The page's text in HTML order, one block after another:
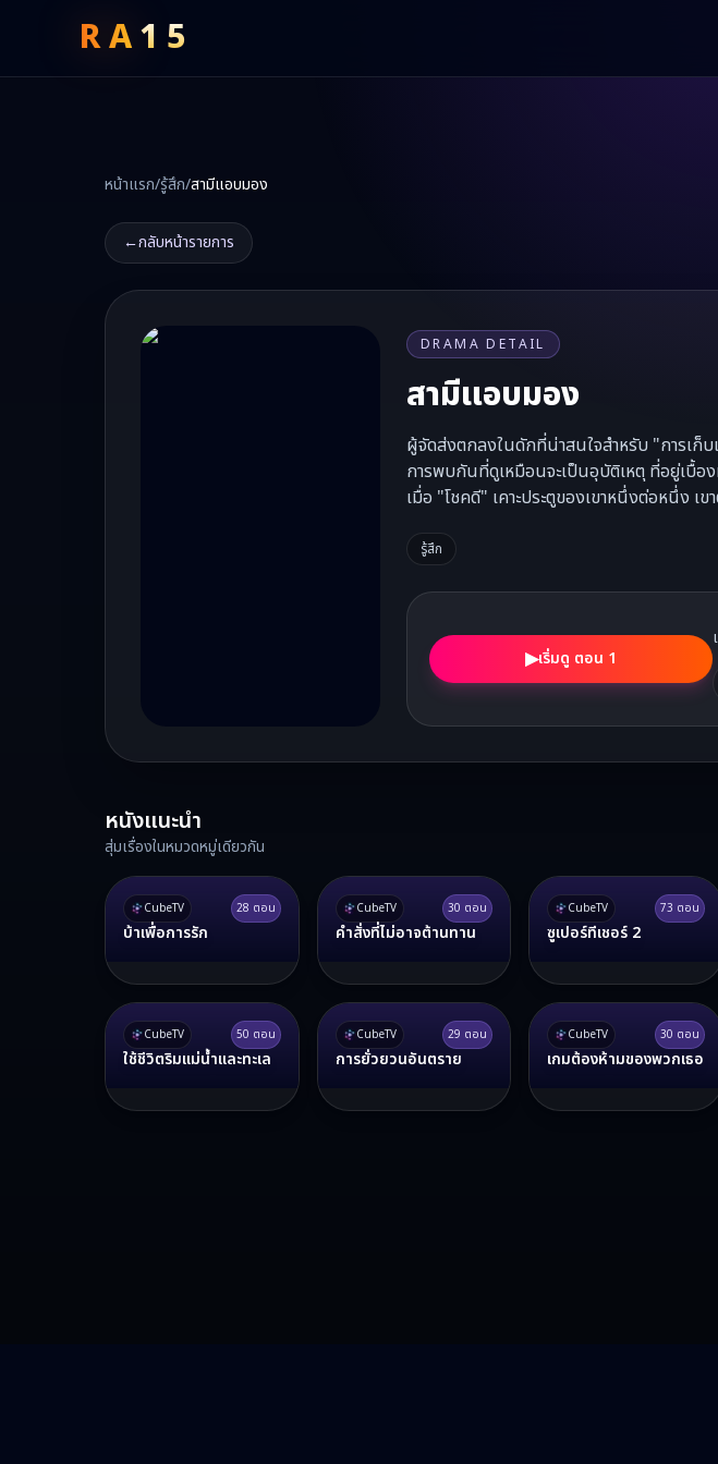
RA15
หน้าแรก/รู้สึก/สามีแอบมอง
←กลับหน้ารายการ
DRAMA DETAIL
สามีแอบมอง
ผู้จัดส่งตกลงในดักที่น่าสนใจสำหรับ "การเก็บ
การพบกันที่ดูเหมือนจะเป็นอุบัติเหตุ ที่อยู่เบื้
เมื่อ "โชคดี" เคาะประตูของเขาหนึ่งต่อหนึ่ง เ
รู้สึก
▶เริ่มดู ตอน 1
หนังแนะนำ
สุ่มเรื่องในหมวดหมู่เดียวกัน
CubeTV 28 ตอน
บ้าเพื่อการรัก
CubeTV 30 ตอน
คำสั่งที่ไม่อาจต้านทาน
CubeTV 73 ตอน
ซูเปอร์ทีเชอร์ 2
CubeTV 50 ตอน
ใช้ชีวิตริมแม่น้ำและทะเล
CubeTV 29 ตอน
การยั่วยวนอันตราย
CubeTV 30 ตอน
เกมต้องห้ามของพวกเธอ